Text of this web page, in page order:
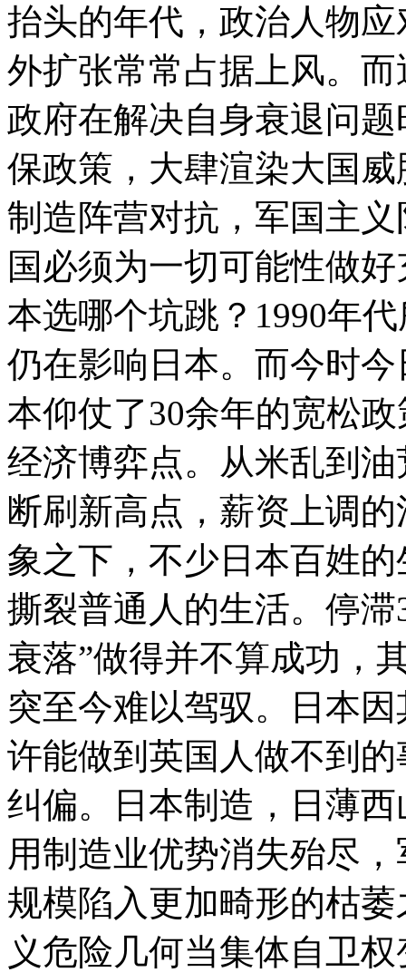
抬头的年代，政治人物
外扩张常常占据上风。
政府在解决自身衰退问
保政策，大肆渲染大国
制造阵营对抗，军国主
国必须为一切可能性做
本选哪个坑跳？1990年
仍在影响日本。而今时
本仰仗了30余年的宽松
经济博弈点。从米乱到
断刷新高点，薪资上调
象之下，不少日本百姓
撕裂普通人的生活。停
衰落”做得并不算成功，
突至今难以驾驭。日本
许能做到英国人做不到
纠偏。日本制造，日薄
用制造业优势消失殆尽
规模陷入更加畸形的枯
义危险几何当集体自卫